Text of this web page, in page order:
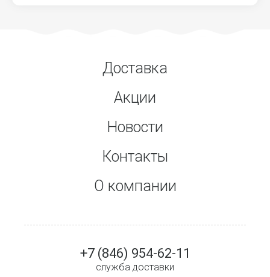
Доставка
Акции
Новости
Контакты
О компании
+7 (846) 954-62-11
служба доставки